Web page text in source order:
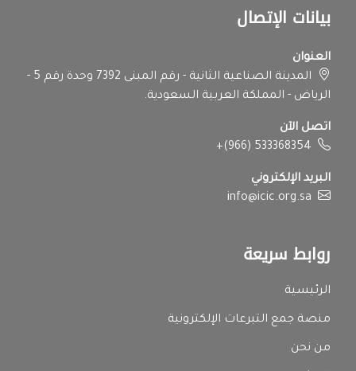
بيانات الإتصال
العنوان
المدينة الصناعية الثانية - رقم المبنى 7392 وحدة رقم 5 -
الرياض - المملكة العربية السعودية.
اتصل الآن
+(966) 533368354
البريد الإلكتروني
info@icic.org.sa
روابط سريعة
الرئيسية
منصة جمع التبرعات الإلكترونية
من نحن